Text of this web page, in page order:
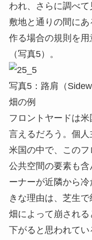
われ、さらに調べ
敷地と通りの間に
作る場合の規則を
（写真5）。
写真5：路肩（
畑の例
フロントヤードは
言えるだろう。個
米国の中で、このフ
公共空間の要素も
ーナーが近隣から
きな理由は、芝生
畑によって崩され
下がると思われて